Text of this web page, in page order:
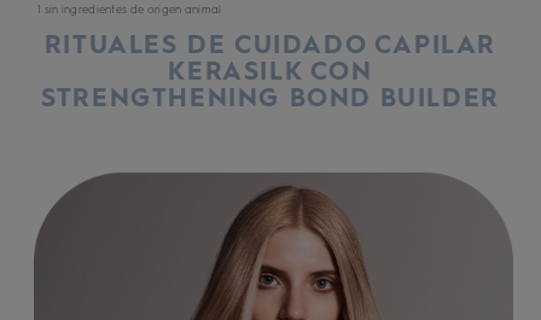
1 sin ingredientes de origen animal
RITUALES DE CUIDADO CAPILAR
KERASILK CON
STRENGTHENING BOND BUILDER